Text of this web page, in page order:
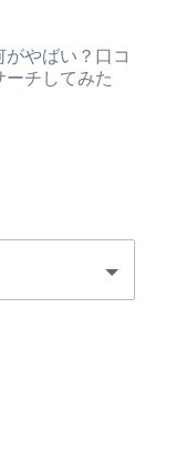
がやばい？口コ
ーチしてみた